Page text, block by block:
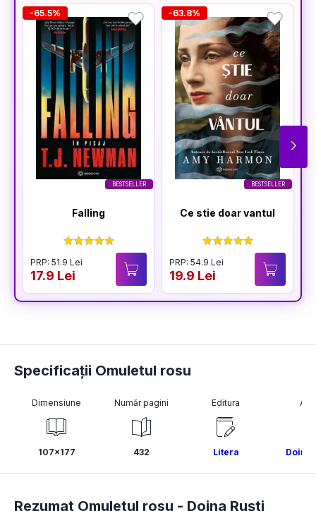
BESTSELLER
-65.5%
Falling
PRP: 51.9 Lei
17.9 Lei
BESTSELLER
-63.8%
Ce stie doar vantul
PRP: 54.9 Lei
19.9 Lei
Specificații Omuletul rosu
Dimensiune
107x177
Număr pagini
432
Editura
Litera Doina
Rezumat Omuletul rosu - Doina Ruști